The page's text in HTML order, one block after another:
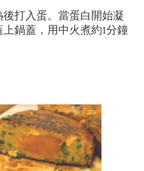
打入蛋。當蛋白開始凝
鍋蓋，用中火煮約1分鐘